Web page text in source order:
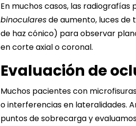
En muchos casos, las
binocularesde aumento, luces de
de haz cónico) para observar
en corte axial o coronal.
Evaluación de
Muchos pacientes con
o interferencias en lateralidades.
puntos de sobrecarga y